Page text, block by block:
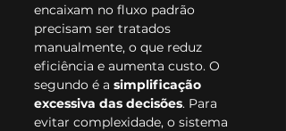
encaixam no fluxo padrão
precisam ser tratados
manualmente, o que reduz
eficiência e aumenta custo. O
segundo é a simplificação
excessiva das decisões. Para
evitar complexidade, o sistema